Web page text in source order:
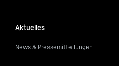
Aktuelles
News & Pressemitteilungen